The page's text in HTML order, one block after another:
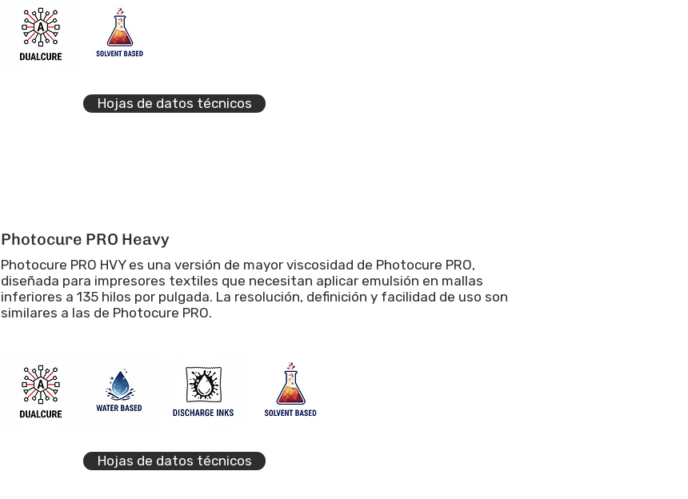
Hojas de datos técnicos
Photocure PRO Heavy
Photocure PRO HVY es una versión de mayor viscosidad de Photocure PRO,
diseñada para impresores textiles que necesitan aplicar emulsión en mallas
inferiores a 135 hilos por pulgada. La resolución, definición y facilidad de uso son
similares a las de Photocure PRO.
Hojas de datos técnicos